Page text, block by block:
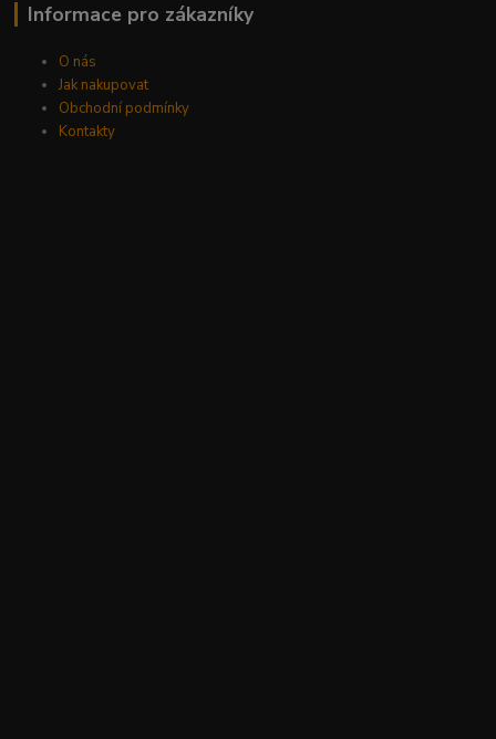
Informace pro zákazníky
O nás
Jak nakupovat
Obchodní podmínky
Kontakty